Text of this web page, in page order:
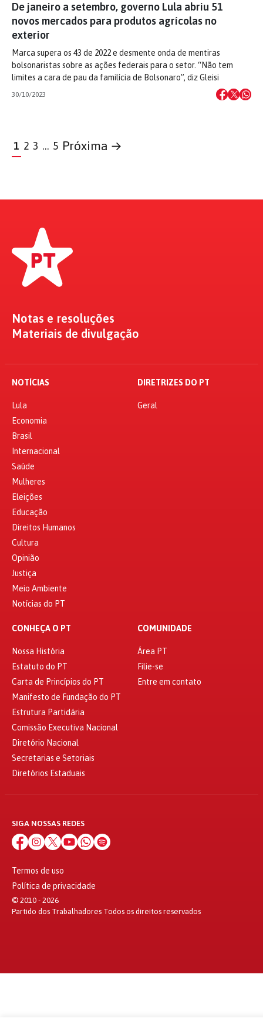
De janeiro a setembro, governo Lula abriu 51
novos mercados para produtos agrícolas no
exterior
Marca supera os 43 de 2022 e desmente onda de mentiras
bolsonaristas sobre as ações federais para o setor. “Não tem
limites a cara de pau da familícia de Bolsonaro”, diz Gleisi
30/10/2023
1 2 3 … 5 Próxima →
Notas e resoluções
Materiais de divulgação
NOTÍCIAS
Lula
Economia
Brasil
Internacional
Saúde
Mulheres
Eleições
Educação
Direitos Humanos
Cultura
Opinião
Justiça
Meio Ambiente
Notícias do PT
DIRETRIZES DO PT
Geral
CONHEÇA O PT
Nossa História
Estatuto do PT
Carta de Princípios do PT
Manifesto de Fundação do PT
Estrutura Partidária
Comissão Executiva Nacional
Diretório Nacional
Secretarias e Setoriais
Diretórios Estaduais
COMUNIDADE
Área PT
Filie-se
Entre em contato
SIGA NOSSAS REDES
Termos de uso
Política de privacidade
© 2010 - 2026
Partido dos Trabalhadores Todos os direitos reservados